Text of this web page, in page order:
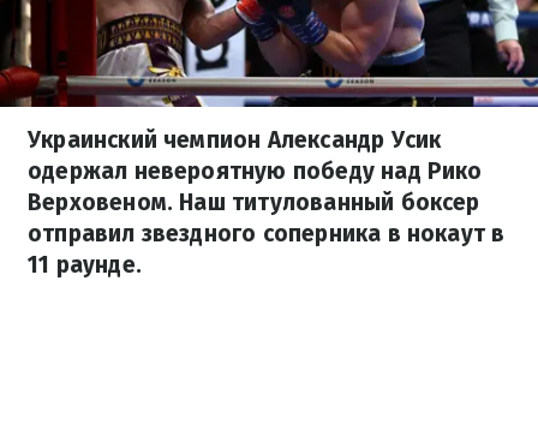
Украинский чемпион Александр Усик
одержал невероятную победу над Рико
Верховеном. Наш титулованный боксер
отправил звездного соперника в нокаут в
11 раунде.